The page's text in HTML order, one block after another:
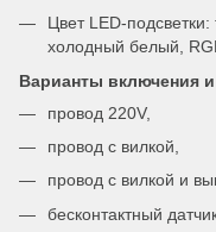
Цвет LED-
холодный белый,
Варианты включения
провод 220V,
провод с вилкой,
провод с вилкой и
бесконтактный